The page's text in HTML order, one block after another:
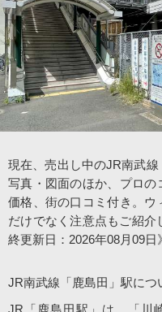
店舗案内
スタッフ紹介
会社案内
現在、売出し中のJR南武線
写真・図面のほか、プロ
価格、街の口コミ付き。ウ
だけでなく注意点もご紹
終更新日：2026年08月09日》
JR南武線「鹿島田」駅につ
JR「鹿島田駅」は、「川